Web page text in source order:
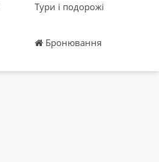
Тури і подорожі
Бронювання